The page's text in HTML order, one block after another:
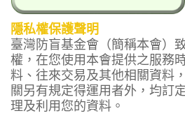
隱私權保護聲明
臺灣防盲基金會（簡稱本會）
權，在您使用本會提供之服務
料、往來交易及其他相關資料
關另有規定得運用者外，均訂
理及利用您的資料。